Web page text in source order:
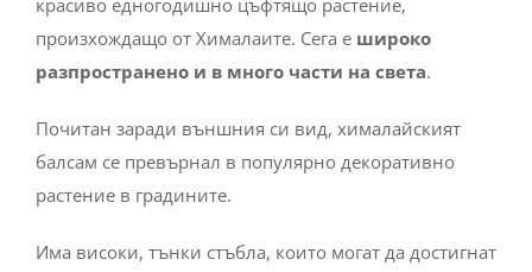
красиво едногодишно цъфтящо растение,
произхождащо от Хималаите. Сега ешироко
разпространено и в много части на света.
Почитан заради външния си вид, хималайският
балсам се превърнал в популярно декоративно
растение в градините.
Има високи, тънки стъбла, които могат да достигнат